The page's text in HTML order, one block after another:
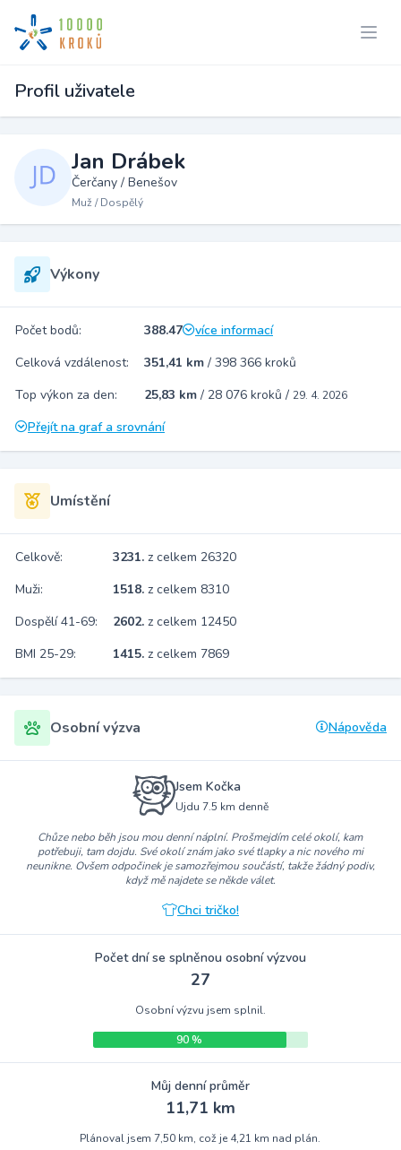
Profil uživatele
Jan Drábek
Čerčany / Benešov
Muž / Dospělý
Výkony
Počet bodů: 388.47
více informací
Celková vzdálenost:
351,41 km / 398 366 kroků
Top výkon za den:
25,83 km / 28 076 kroků / 29. 4. 2026
Přejít na graf a srovnání
Umístění
Celkově: 3231. z celkem 26320
Muži:
1518. z celkem 8310
Dospělí 41-69:
2602. z celkem 12450
BMI 25-29:
1415. z celkem 7869
Osobní výzva Nápověda
Jsem Kočka
Ujdu 7.5 km denně
Chůze nebo běh jsou mou denní náplní. Prošmejdím celé okolí, kam
potřebuji, tam dojdu. Své okolí znám jako své tlapky a nic nového mi
neunikne. Ovšem odpočinek je samozřejmou součástí, takže žádný podiv,
když mě najdete se někde válet.
Chci tričko!
Počet dní se splněnou osobní výzvou
27
Osobní výzvu jsem splnil.
90 %
Můj denní průměr
11,71 km
Plánoval jsem 7,50 km, což je 4,21 km nad plán.